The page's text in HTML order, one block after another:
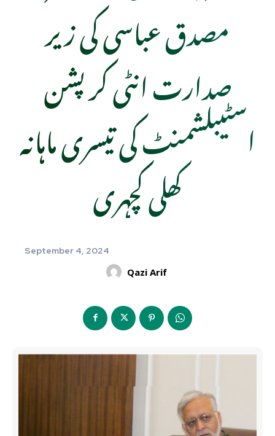
مصدق عباسی کی زیر
صدارت انٹی کرپشن
اسٹیبلشمنٹ کی تیسری ماہانہ
کھلی کچہری
September 4, 2024
Qazi Arif